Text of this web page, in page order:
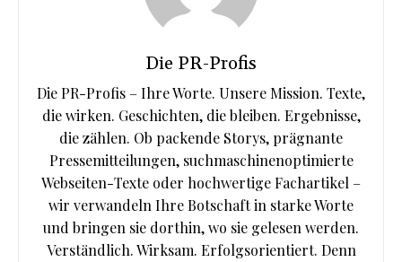
Die PR-Profis
Die PR-Profis – Ihre Worte. Unsere Mission. Texte,
die wirken. Geschichten, die bleiben. Ergebnisse,
die zählen. Ob packende Storys, prägnante
Pressemitteilungen, suchmaschinenoptimierte
Webseiten-Texte oder hochwertige Fachartikel –
wir verwandeln Ihre Botschaft in starke Worte
und bringen sie dorthin, wo sie gelesen werden.
Verständlich. Wirksam. Erfolgsorientiert. Denn